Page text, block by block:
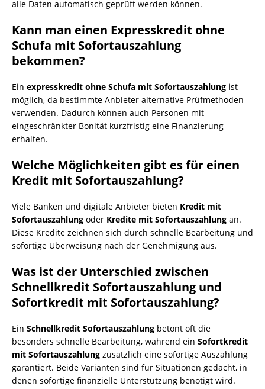
alle Daten automatisch geprüft werden können.
Kann man einen Expresskredit ohne
Schufa mit Sofortauszahlung
bekommen?
Ein expresskredit ohne Schufa mit Sofortauszahlung ist
möglich, da bestimmte Anbieter alternative Prüfmethoden
verwenden. Dadurch können auch Personen mit
eingeschränkter Bonität kurzfristig eine Finanzierung
erhalten.
Welche Möglichkeiten gibt es für einen
Kredit mit Sofortauszahlung?
Viele Banken und digitale Anbieter bieten Kredit mit
Sofortauszahlung oder Kredite mit Sofortauszahlung an.
Diese Kredite zeichnen sich durch schnelle Bearbeitung und
sofortige Überweisung nach der Genehmigung aus.
Was ist der Unterschied zwischen
Schnellkredit Sofortauszahlung und
Sofortkredit mit Sofortauszahlung?
Ein Schnellkredit Sofortauszahlung betont oft die
besonders schnelle Bearbeitung, während ein Sofortkredit
mit Sofortauszahlung zusätzlich eine sofortige Auszahlung
garantiert. Beide Varianten sind für Situationen gedacht, in
denen sofortige finanzielle Unterstützung benötigt wird.